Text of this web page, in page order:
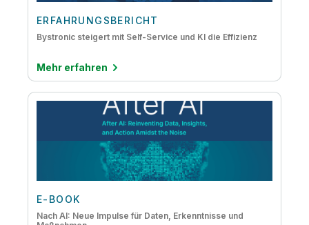
ERFAHRUNGSBERICHT
Bystronic steigert mit Self-Service und KI die Effizienz
Mehr erfahren
E-BOOK
Nach AI: Neue Impulse für Daten, Erkenntnisse und